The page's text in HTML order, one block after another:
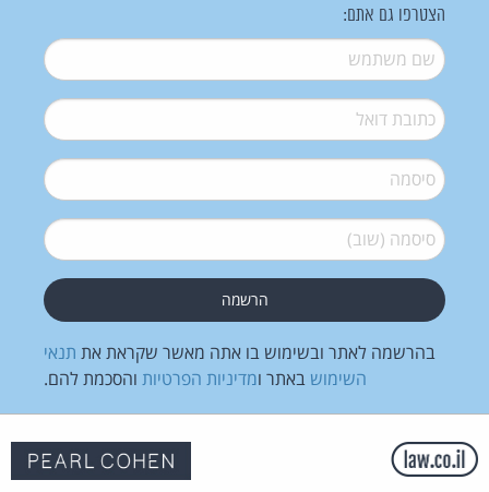
הצטרפו גם אתם:
שם משתמש*
דואל*
סיסמה*
סיסמה (שוב)*
בהרשמה לאתר ובשימוש בו אתה מאשר שקראת את תנאי
השימוש באתר ומדיניות הפרטיות והסכמת להם.